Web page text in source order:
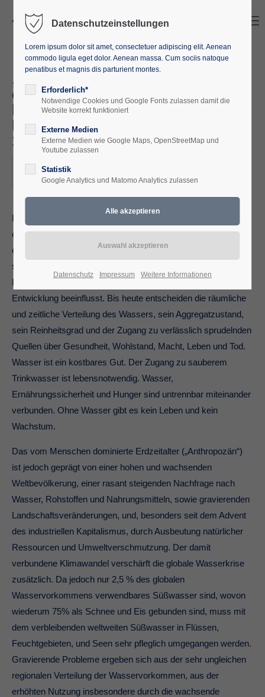
„Des Menschen Seele gleicht
dem Wasser“: Literarische
Diskussion als demokratisches
Element im ländlichen Raum
14.03. - 16.03.2025
2025-03-14–2025-03-16
ORT: EUROPÄISCHE AKADEMIE M-V
Das Element Wasser ist seit Beginn der Menschheit ein
essentieller Faktor. Es ist nicht nur Lebensspender, sondern
es hat durch seine Erscheinungsvielfalt, seinen Kreislauf und
seine ambivalente Kraft die Menschen beeindruckt, ihr
Handeln geprägt und ganze Gesellschaften in ihrer
Entwicklung beeinflusst. Bis heute entscheiden die räumliche
und zeitliche Verteilung des Wassers, sein Aggregatzustand,
sein Reinheitsgrad und der Zugang zu verlässlich sprudelnden
Quellen über Gesundheit, Wohlstand, Macht, Leben und Tod.
Wasser ist ein kostbares Gut. Der Zugang zu sauberem
Trinkwasser ist lebensnotwendig. Wasser,
Ernährungssicherheit und Hunger sind untrennbar miteinander
verbunden. Ohne Wasser gibt es kein Leben und kein
Wachstum.
Das vom Menschen dominierte Erdzeitalter („Anthropozän“)
ist jedoch geprägt von einer hohen und wachsenden
Weltbevölkerung, einer rasant steigenden Nachfrage nach
Wasser, Rohstoffen und Nahrungsmitteln, sowie gravierenden
Landschaftsveränderungen, und, besonders seit dem Advent
des industriellen Kapitalismus, durch Ausbeutung natürlicher
Ressourcen und Umweltverschmutzung. Der damit
verbundene Klimawandel verschärft die globale Wasserkrise
zusätzlich. Da jedoch nur 2,5 % des globalen
Wasservorkommens verwendbares Süßwasser sind, wovon
wiederum 75% als Schnee und Eis gebunden sind, muss mit
dem verbleibenden weltweiten Süßwasser in Flüssen,
Feuchtgebieten, und Seen sehr pfleglich umgegangen werden.
Gravierende Probleme ergeben sich aus der sehr ungleichen
regionalen Verteilung der Wasservorkommen, aus der
erhöhten Nutzung insbesondere durch die wachsende
Datenschutzeinstellungen
Lorem ipsum dolor sit amet, consectetuer adipiscing elit. Aenean
commodo ligula eget dolor. Aenean massa. Cum sociis natoque
penatibus et magnis dis parturient montes.
Erforderlich*
Notwendige Cookies und Google Fonts zulassen damit die
Website korrekt funktioniert
Externe Medien
Externe Medien wie Google Maps, OpenStreetMap und
Youtube zulassen
Statistik
Google Analytics und Matomo Analytics zulassen
Datenschutz Impressum Weitere Informationen